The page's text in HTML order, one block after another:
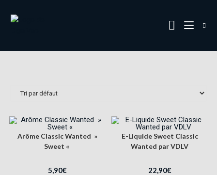
Arôme Classic Wanted »
Sweet «
5,90€
E-Liquide Sweet Classic
Wanted par VDLV
22,90€